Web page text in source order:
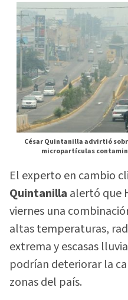
César Quintanilla advirtió
micropartículas
El experto en cambio
Quintanilla alertó que
viernes una
altas temperaturas,
extrema y escasas
podrían deteriorar la
zonas del país.